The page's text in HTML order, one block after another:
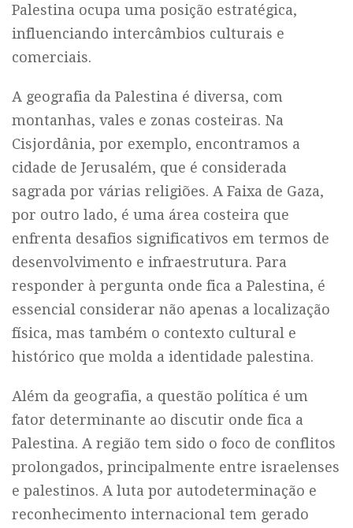
Palestina ocupa uma posição estratégica,
influenciando intercâmbios culturais e
comerciais.
A geografia da Palestina é diversa, com
montanhas, vales e zonas costeiras. Na
Cisjordânia, por exemplo, encontramos a
cidade de Jerusalém, que é considerada
sagrada por várias religiões. A Faixa de Gaza,
por outro lado, é uma área costeira que
enfrenta desafios significativos em termos de
desenvolvimento e infraestrutura. Para
responder à pergunta onde fica a Palestina, é
essencial considerar não apenas a localização
física, mas também o contexto cultural e
histórico que molda a identidade palestina.
Além da geografia, a questão política é um
fator determinante ao discutir onde fica a
Palestina. A região tem sido o foco de conflitos
prolongados, principalmente entre israelenses
e palestinos. A luta por autodeterminação e
reconhecimento internacional tem gerado